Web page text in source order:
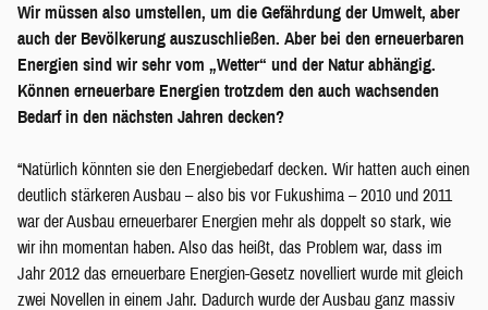
Wir müssen also umstellen, um die Gefährdung der Umwelt, aber
auch der Bevölkerung auszuschließen. Aber bei den erneuerbaren
Energien sind wir sehr vom „Wetter“ und der Natur abhängig.
Können erneuerbare Energien trotzdem den auch wachsenden
Bedarf in den nächsten Jahren decken?
“Natürlich könnten sie den Energiebedarf decken. Wir hatten auch einen
deutlich stärkeren Ausbau – also bis vor Fukushima – 2010 und 2011
war der Ausbau erneuerbarer Energien mehr als doppelt so stark, wie
wir ihn momentan haben. Also das heißt, das Problem war, dass im
Jahr 2012 das erneuerbare Energien-Gesetz novelliert wurde mit gleich
zwei Novellen in einem Jahr. Dadurch wurde der Ausbau ganz massiv